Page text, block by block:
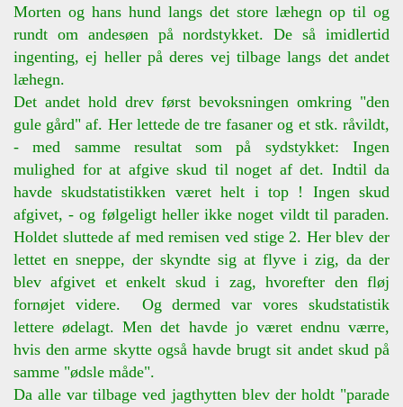
Morten og hans hund langs det store læhegn op til og
rundt om andesøen på nordstykket. De så imidlertid
ingenting, ej heller på deres vej tilbage langs det andet
læhegn.
Det andet hold drev først bevoksningen omkring "den
gule gård" af. Her lettede de tre fasaner og et stk. råvildt,
- med samme resultat som på sydstykket: Ingen
mulighed for at afgive skud til noget af det. Indtil da
havde skudstatistikken været helt i top ! Ingen skud
afgivet, - og følgeligt heller ikke noget vildt til paraden.
Holdet sluttede af med remisen ved stige 2. Her blev der
lettet en sneppe, der skyndte sig at flyve i zig, da der
blev afgivet et enkelt skud i zag, hvorefter den fløj
fornøjet videre. Og dermed var vores skudstatistik
lettere ødelagt. Men det havde jo været endnu værre,
hvis den arme skytte også havde brugt sit andet skud på
samme "ødsle måde".
Da alle var tilbage ved jagthytten blev der holdt "parade